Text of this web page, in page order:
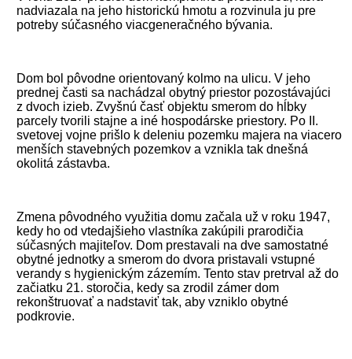
nadviazala na jeho historickú hmotu a rozvinula ju pre
potreby súčasného viacgeneračného bývania.
Dom bol pôvodne orientovaný kolmo na ulicu. V jeho
prednej časti sa nachádzal obytný priestor pozostávajúci
z dvoch izieb. Zvyšnú časť objektu smerom do hĺbky
parcely tvorili stajne a iné hospodárske priestory. Po II.
svetovej vojne prišlo k deleniu pozemku majera na viacero
menších stavebných pozemkov a vznikla tak dnešná
okolitá zástavba.
Zmena pôvodného využitia domu začala už v roku 1947,
kedy ho od vtedajšieho vlastníka zakúpili prarodičia
súčasných majiteľov. Dom prestavali na dve samostatné
obytné jednotky a smerom do dvora pristavali vstupné
verandy s hygienickým zázemím. Tento stav pretrval až do
začiatku 21. storočia, kedy sa zrodil zámer dom
rekonštruovať a nadstaviť tak, aby vzniklo obytné
podkrovie.